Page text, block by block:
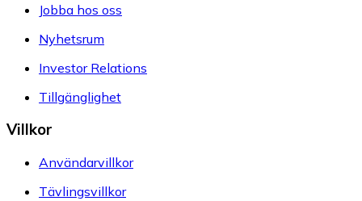
Jobba hos oss
Nyhetsrum
Investor Relations
Tillgänglighet
Villkor
Användarvillkor
Tävlingsvillkor